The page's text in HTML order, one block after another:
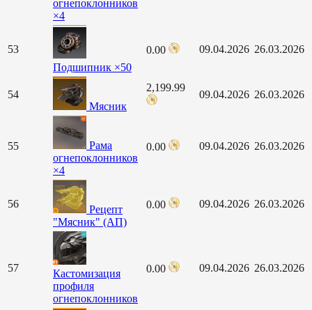
огнепоклонников
×4
53
Подшипник ×50
0.00 09.04.2026 26.03.2026
54
Мясник
2,199.99
09.04.2026 26.03.2026
55
Рама
огнепоклонников
×4
0.00 09.04.2026 26.03.2026
56
Рецепт
"Мясник" (АП)
0.00 09.04.2026 26.03.2026
57
Кастомизация
профиля
огнепоклонников
0.00 09.04.2026 26.03.2026